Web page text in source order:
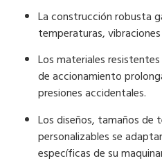
La construcción robusta
temperaturas,
Los materiales
de accionamiento
presiones accidentales.
Los diseños, tamaños de
personalizables se
específicas de su